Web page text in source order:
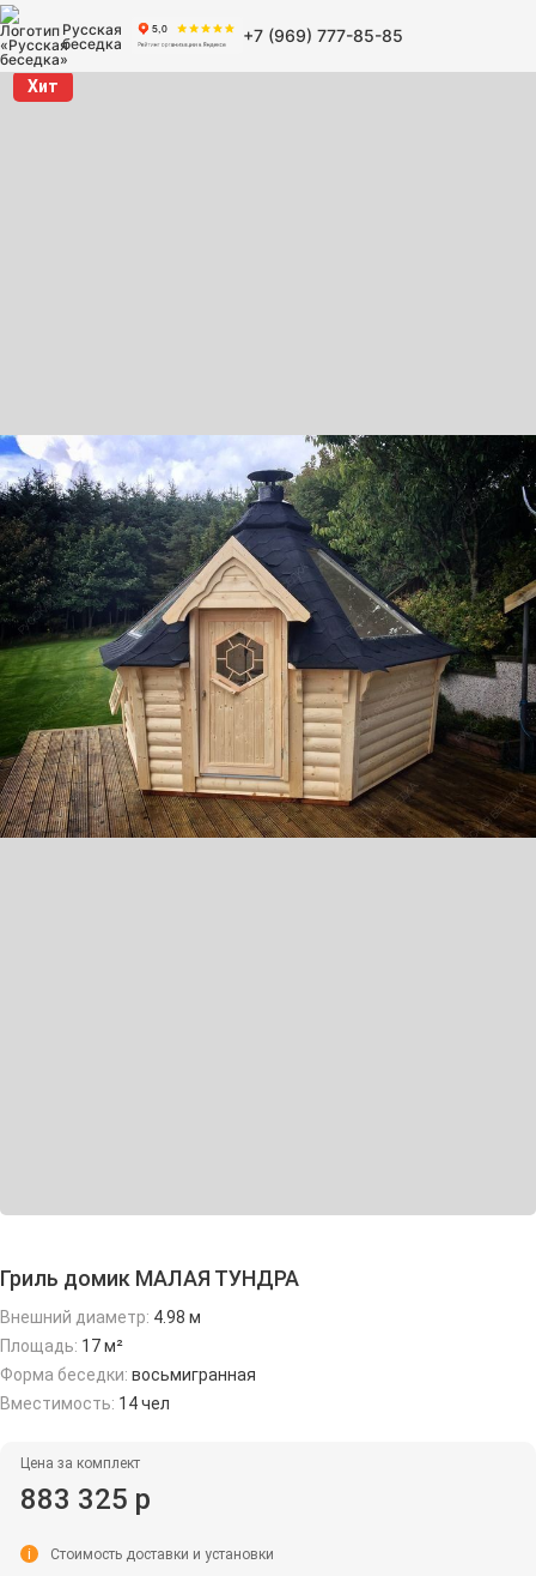
Русская
беседка
+7 (969) 777-85-85
Хит
Гриль домик МАЛАЯ ТУНДРА
Внешний диаметр: 4.98 м
Площадь: 17 м²
Форма беседки: восьмигранная
Вместимость: 14 чел
Цена за комплект
883 325 р
i Стоимость доставки и установки